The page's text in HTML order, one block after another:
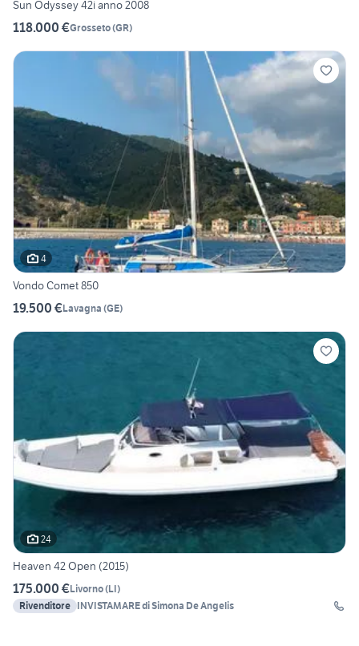
Sun Odyssey 42i anno 2008
118.000 €Grosseto(GR)
4
Vondo Comet 850
19.500 €Lavagna (GE)
24
Heaven 42 Open (2015)
175.000 €Livorno(LI)
Rivenditore INVISTAMARE di Simona De Angelis